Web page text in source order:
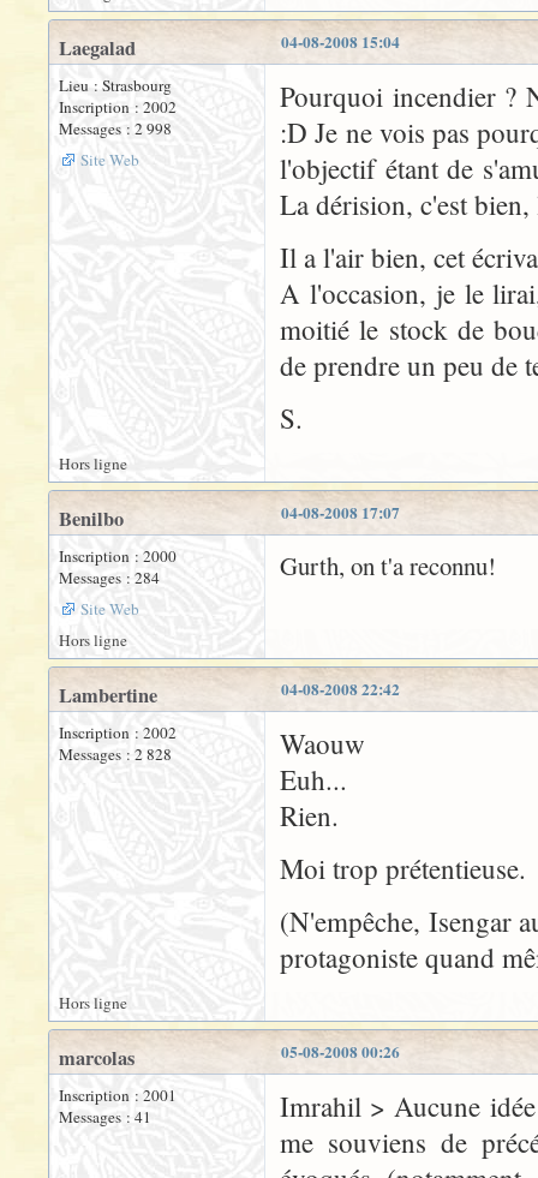
04-08-2008 15:04
Laegalad
Lieu : Strasbourg
Inscription : 2002
Messages : 2 998
Site Web
Pourquoi incendier ?
:D Je ne vois pas
l'objectif étant de
La dérision, c'est
Il a l'air bien, cet
A l'occasion, je le
moitié le stock de
de prendre un peu de
S.
Hors ligne
04-08-2008 17:07
Benilbo
Inscription : 2000
Messages : 284
Site Web
Gurth, on t'a reconnu!
Hors ligne
04-08-2008 22:42
Lambertine
Inscription : 2002
Messages : 2 828
Waouw
Euh...
Rien.
Moi trop prétentieuse.
(N'empêche, Isengar
protagoniste quand
Hors ligne
05-08-2008 00:26
marcolas
Inscription : 2001
Messages : 41
Imrahil > Aucune
me souviens de